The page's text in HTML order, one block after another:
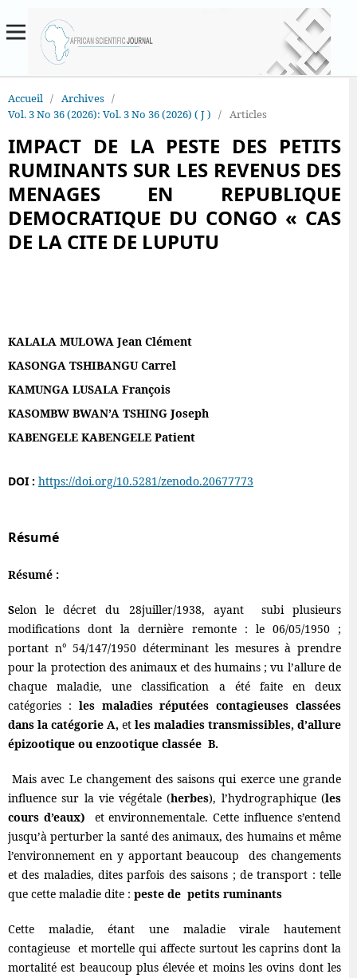
Accueil / Archives /
Vol. 3 No 36 (2026): Vol. 3 No 36 (2026) ( J ) / Articles
IMPACT DE LA PESTE DES PETITS
RUMINANTS SUR LES REVENUS DES
MENAGES EN REPUBLIQUE
DEMOCRATIQUE DU CONGO « CAS
DE LA CITE DE LUPUTU
KALALA MULOWA Jean Clément
KASONGA TSHIBANGU Carrel
KAMUNGA LUSALA François
KASOMBW BWAN’A TSHING Joseph
KABENGELE KABENGELE Patient
DOI : https://doi.org/10.5281/zenodo.20677773
Résumé
Résumé :
Selon le décret du 28juiller/1938, ayant subi plusieurs
modifications dont la dernière remonte : le 06/05/1950 ;
portant n° 54/147/1950 déterminant les mesures à prendre
pour la protection des animaux et des humains ; vu l’allure de
chaque maladie, une classification a été faite en deux
catégories : les maladies réputées contagieuses classées
dans la catégorie A, et les maladies transmissibles, d’allure
épizootique ou enzootique classée B.
Mais avec Le changement des saisons qui exerce une grande
influence sur la vie végétale (herbes), l’hydrographique (les
cours d’eaux) et environnementale. Cette influence s’entend
jusqu’à perturber la santé des animaux, des humains et même
l’environnement en y apportant beaucoup des changements
et des maladies, dites parfois des saisons ; de transport : telle
que cette maladie dite : peste de petits ruminants
Cette maladie, étant une maladie virale hautement
contagieuse et mortelle qui affecte surtout les caprins dont la
mortalité est beaucoup plus élevée et moins les ovins dont les